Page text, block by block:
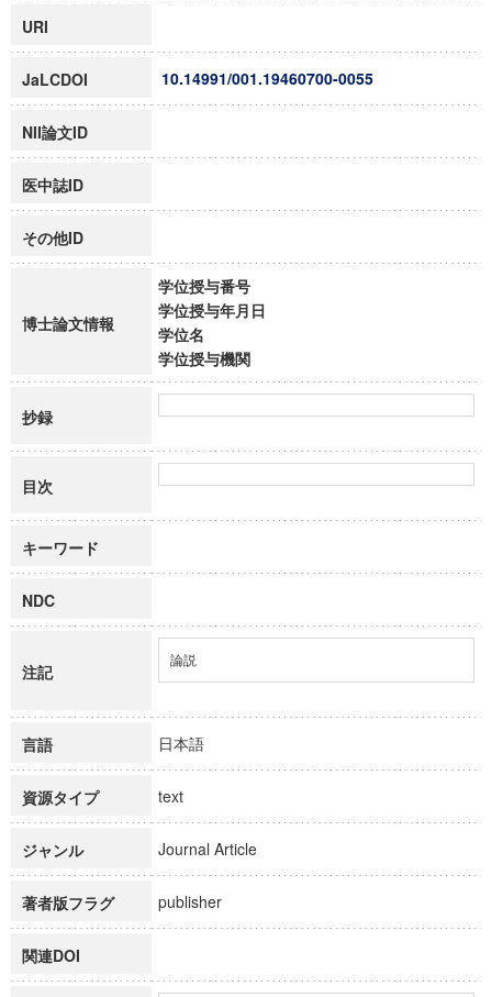
URI
JaLCDOI 10.14991/001.19460700-0055
NII論文ID
医中誌ID
その他ID
博士論文情報
学位授与番号
学位授与年月日
学位名
学位授与機関
抄録
目次
キーワード
NDC
注記
論説
言語 日本語
資源タイプ text
ジャンル Journal Article
著者版フラグ publisher
関連DOI